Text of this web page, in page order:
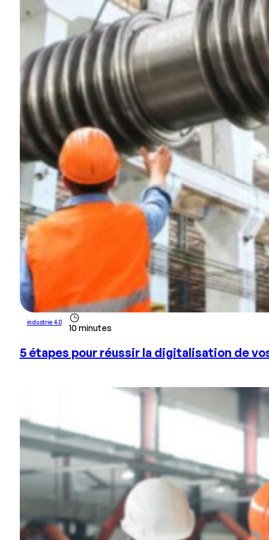
industrie 4.0
10 minutes
5 étapes pour réussir la digitalisation de